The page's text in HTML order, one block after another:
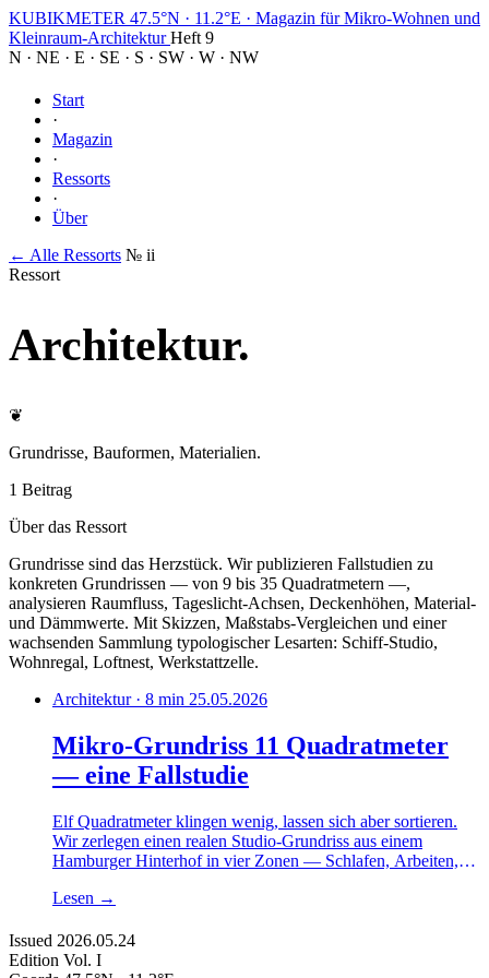
KUBIKMETER 47.5°N · 11.2°E · Magazin für Mikro-Wohnen und
Kleinraum-Architektur Heft 9
N · NE · E · SE · S · SW · W · NW
Start
·
Magazin
·
Ressorts
·
Über
← Alle Ressorts № ii
Ressort
Architektur.
❦
Grundrisse, Bauformen, Materialien.
1 Beitrag
Über das Ressort
Grundrisse sind das Herzstück. Wir publizieren Fallstudien zu
konkreten Grundrissen — von 9 bis 35 Quadratmetern —,
analysieren Raumfluss, Tageslicht-Achsen, Deckenhöhen, Material-
und Dämmwerte. Mit Skizzen, Maßstabs-Vergleichen und einer
wachsenden Sammlung typologischer Lesarten: Schiff-Studio,
Wohnregal, Loftnest, Werkstattzelle.
Architektur · 8 min 25.05.2026
Mikro-Grundriss 11 Quadratmeter
— eine Fallstudie
Elf Quadratmeter klingen wenig, lassen sich aber sortieren.
Wir zerlegen einen realen Studio-Grundriss aus einem
Hamburger Hinterhof in vier Zonen — Schlafen, Arbeiten,
und Möbelschiene. Eine Lesart, die zeigt, wo das Modul kippt
Lesen →
Issued 2026.05.24
Edition Vol. I